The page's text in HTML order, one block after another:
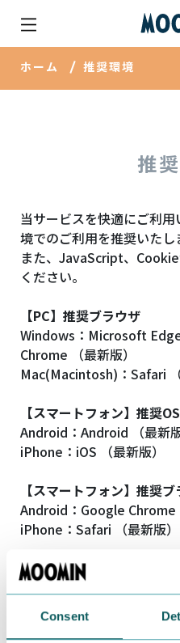
Consent
ホーム 推奨環境
推
当サービスを快適にご利
境でのご利用を推奨いたし
また、JavaScript、
ください。
【PC】推奨ブラウザ
Windows：Microsoft
Chrome （最新版）
Mac(Macintosh)：Safari （
【スマートフォン】推奨OS
Android：Android （最新版
iPhone：iOS （最新版）
【スマートフォン】推奨
Android：Google Chrome
iPhone：Safari （最新版）